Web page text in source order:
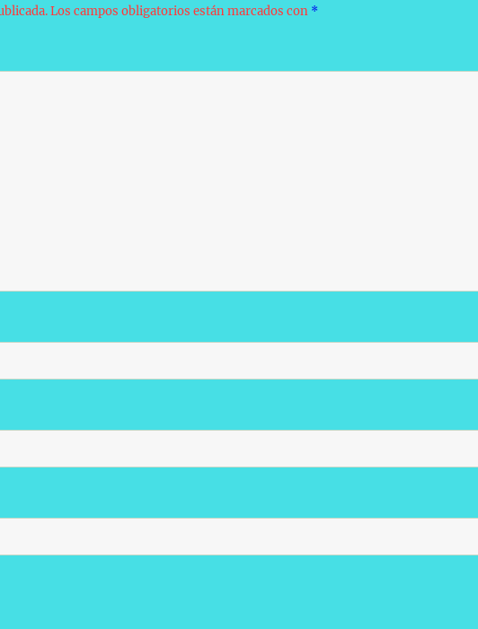
Los campos obligatorios están marcados con *